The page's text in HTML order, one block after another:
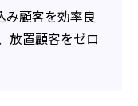
み顧客を効率良
放置顧客をゼロ